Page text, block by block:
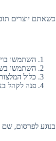
כשאתם יוצרים
השתמשו
השתמשו
כלול
פנה לקהל
בנוגע לפרסום,